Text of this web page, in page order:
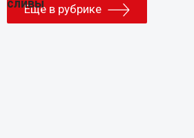
Еще в рубрике